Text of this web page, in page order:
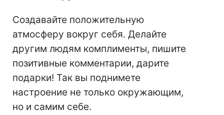
Создавайте положительную
атмосферу вокруг себя. Делайте
другим людям комплименты, пишите
позитивные комментарии, дарите
подарки! Так вы поднимете
настроение не только окружающим,
но и самим себе.